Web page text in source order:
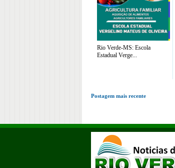
Rio Verde-MS: Escola
Estadual Verge...
Postagem mais recente